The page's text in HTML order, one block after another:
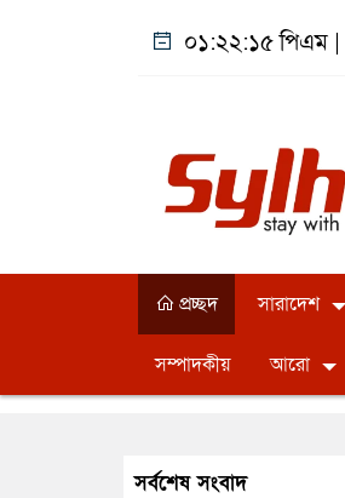
০১:২২:১৬ পিএম |
প্রচ্ছদ সারাদেশ
সম্পাদকীয় আরো
সর্বশেষ সংবাদ